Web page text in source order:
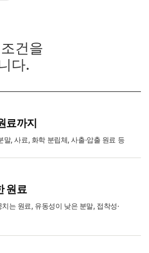
건을
다.
료까지
말, 사료, 화학 분립체, 사출·압출 원료 등
원료
는 원료, 유동성이 낮은 분말, 접착성·